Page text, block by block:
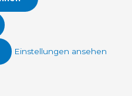
Einstellungen ansehen